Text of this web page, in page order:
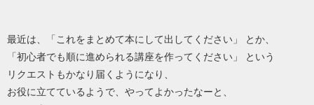
最近は、「これをまとめて本にして出してください」 とか、
「初心者でも順に進められる講座を作ってください」 という
リクエストもかなり届くようになり、
お役に立てているようで、やってよかったなーと、